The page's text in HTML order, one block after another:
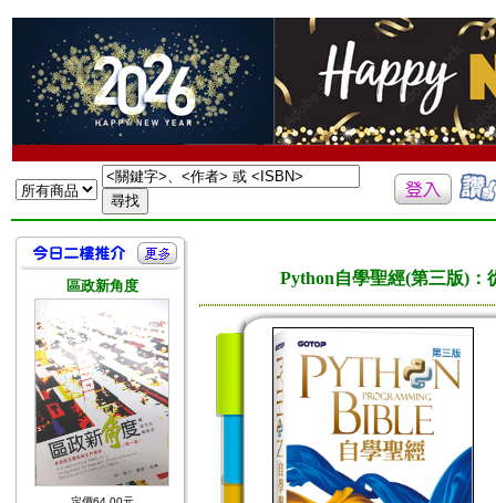
區政新角度 Python自學聖經(第三版)